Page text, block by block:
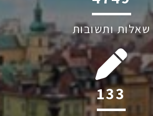
שאלות ותשובות
192